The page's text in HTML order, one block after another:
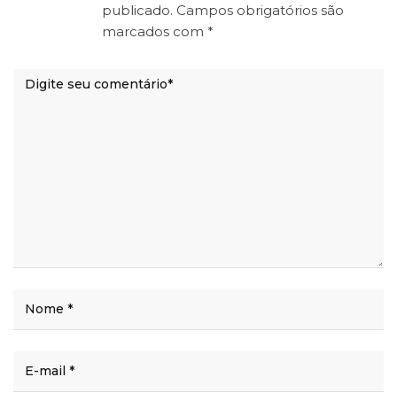
publicado. Campos obrigatórios são
marcados com *